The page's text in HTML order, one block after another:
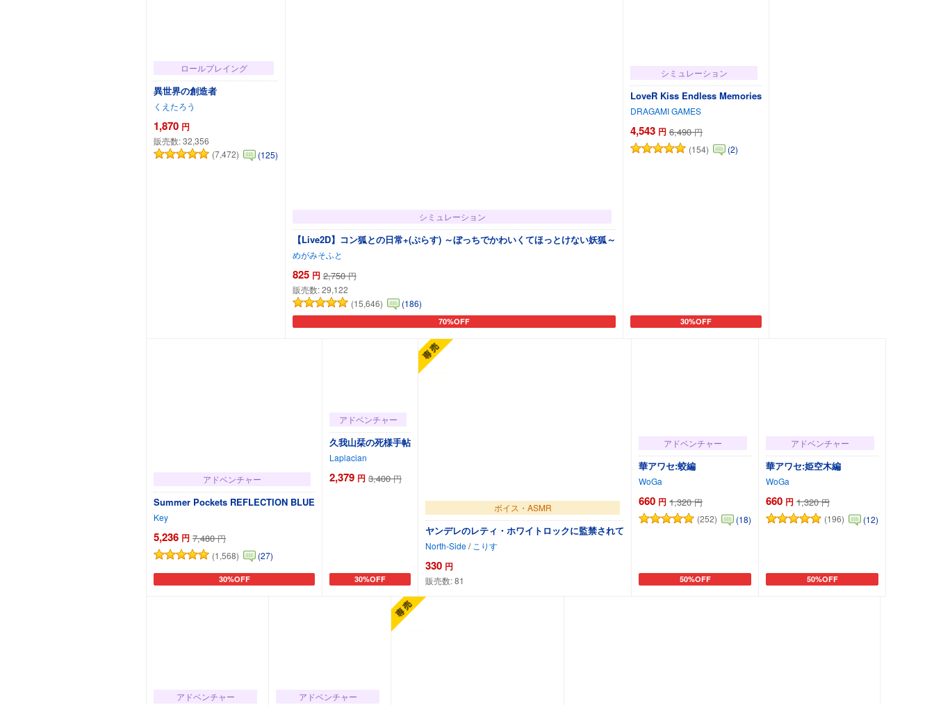
ロールプレイング
異世界の創造者
くえたろう
1,870 円
販売数:32,356
(7,472)
(125)
シミュレーション
【Live2D】コン狐との日常+(ぷらす) ～ぼっちでかわいくてほっとけない妖狐～
めがみそふと
825 円 2,750 円
販売数:29,122
(15,646)
(186)
70%OFF
カートに追加
シミュレーション
LoveR Kiss Endless Memories
DRAGAMI GAMES
4,543 円 6,490 円
(154)
(2)
30%OFF
カートに追加
アドベンチャー
Summer Pockets REFLECTION BLUE
Key
5,236 円 7,480 円
(1,568)
(27)
30%OFF
カートに追加
アドベンチャー
久我山栞の死様手帖
Laplacian
2,379 円 3,400 円
30%OFF
カートに追加
ボイス・ASMR
ヤンデレのレティ・ホワイトロックに監禁されて
North-Side/ こりす
330 円
販売数:81
アドベンチャー
華アワセ:蛟編
WoGa
660 円 1,320 円
(252)
(18)
50%OFF
カートに追加
アドベンチャー
華アワセ:姫空木編
WoGa
660 円 1,320 円
(196)
(12)
50%OFF
カートに追加
アドベンチャー アドベンチャー